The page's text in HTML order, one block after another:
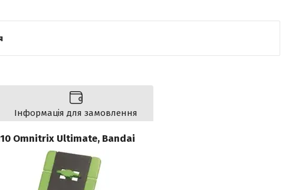
Інформація для замовлення
Omnitrix Ultimate, Bandai